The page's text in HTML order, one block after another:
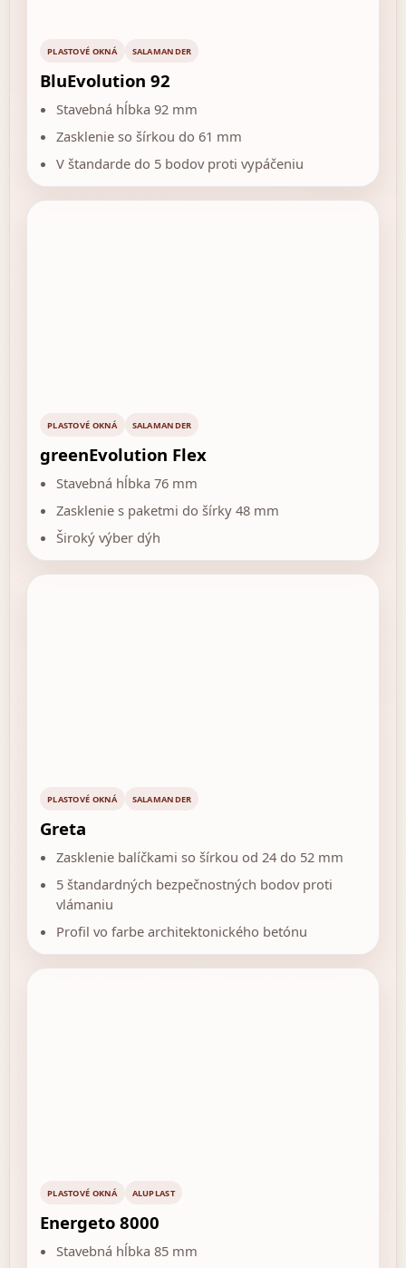
PLASTOVÉ OKNÁ SALAMANDER
BluEvolution 92
Stavebná hĺbka 92 mm
Zasklenie so šírkou do 61 mm
V štandarde do 5 bodov proti vypáčeniu
PLASTOVÉ OKNÁ SALAMANDER
greenEvolution Flex
Stavebná hĺbka 76 mm
Zasklenie s paketmi do šírky 48 mm
Široký výber dýh
PLASTOVÉ OKNÁ SALAMANDER
Greta
Zasklenie balíčkami so šírkou od 24 do 52 mm
5 štandardných bezpečnostných bodov proti
vlámaniu
Profil vo farbe architektonického betónu
PLASTOVÉ OKNÁ ALUPLAST
Energeto 8000
Stavebná hĺbka 85 mm